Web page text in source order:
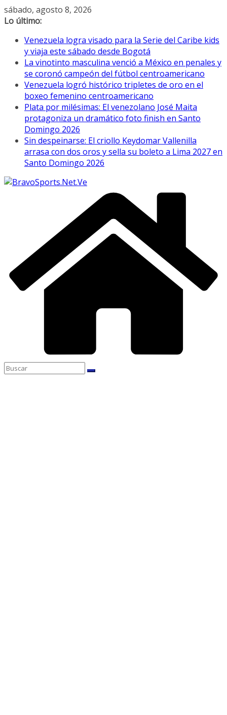
Saltar
al
sábado, agosto 8, 2026
Lo último:
Venezuela logra visado para la Serie del Caribe kids
y viaja este sábado desde Bogotá
La vinotinto masculina venció a México en penales y
se coronó campeón del fútbol centroamericano
Venezuela logró histórico tripletes de oro en el
boxeo femenino centroamericano
Plata por milésimas: El venezolano José Maita
protagoniza un dramático foto finish en Santo
Domingo 2026
Sin despeinarse: El criollo Keydomar Vallenilla
arrasa con dos oros y sella su boleto a Lima 2027 en
Santo Domingo 2026